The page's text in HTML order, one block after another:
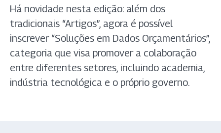
Há novidade nesta edição: além dos
tradicionais “Artigos”, agora é possível
inscrever “Soluções em Dados Orçamentários”,
categoria que visa promover a colaboração
entre diferentes setores, incluindo academia,
indústria tecnológica e o próprio governo.